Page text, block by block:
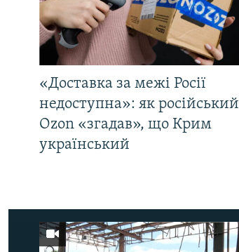
«Доставка за межі Росії
недоступна»: як російський
Ozon «згадав», що Крим
український